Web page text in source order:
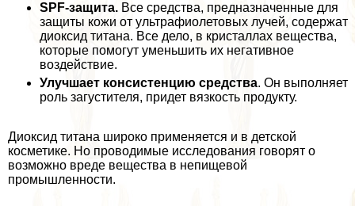
SPF-защита. Все средства, предназначенные для
защиты кожи от ультрафиолетовых лучей, содержат
диоксид титана. Все дело, в кристаллах вещества,
которые помогут уменьшить их негативное
воздействие.
Улучшает консистенцию средства. Он выполняет
роль загустителя, придет вязкость продукту.
Диоксид титана широко применяется и в детской
косметике. Но проводимые исследования говорят о
возможно вреде вещества в непищевой
промышленности.